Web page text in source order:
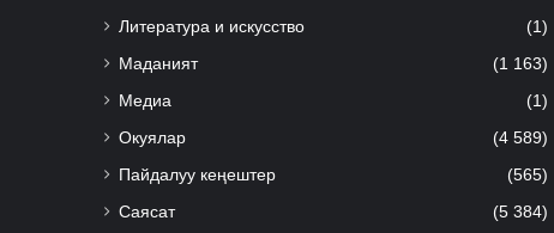
Литература и искусство (1)
Маданият (1 163)
Медиа (1)
Окуялар (4 589)
Пайдалуу кеңештер (565)
Саясат (5 384)